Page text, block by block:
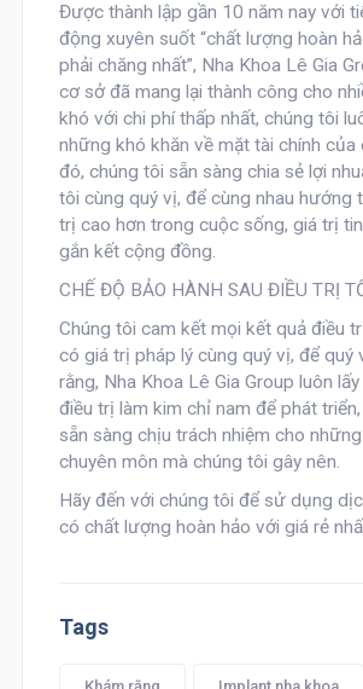
Được thành lập gần 10 năm nay với
động xuyên suốt “chất lượng hoàn
phải chăng nhất”, Nha Khoa Lê Gia
cơ sở đã mang lại thành công cho
khó với chi phí thấp nhất, chúng tôi
những khó khăn về mặt tài chính của
đó, chúng tôi sẵn sàng chia sẻ lợi
tôi cùng quý vị, để cùng nhau hướng
trị cao hơn trong cuộc sống, giá trị
gắn kết cộng đồng.
CHẾ ĐỘ BẢO HÀNH SAU ĐIỀU TRỊ
Chúng tôi cam kết mọi kết quả điều
có giá trị pháp lý cùng quý vị, để quý
rằng, Nha Khoa Lê Gia Group luôn
điều trị làm kim chỉ nam để phát
sẵn sàng chịu trách nhiệm cho
chuyên môn mà chúng tôi gây nên.
Hãy đến với chúng tôi để sử dụng
có chất lượng hoàn hảo với giá rẻ
Tags